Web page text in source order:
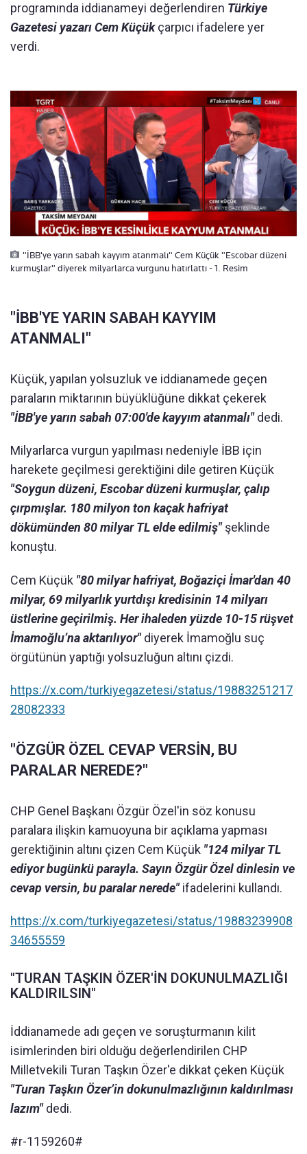
programında iddianameyi değerlendiren Türkiye
Gazetesi yazarı Cem Küçükçarpıcı ifadelere yer
verdi.
"İBB'ye yarın sabah kayyım atanmalı" Cem Küçük "Escobar düzeni
kurmuşlar" diyerek milyarlarca vurgunu hatırlattı - 1. Resim
"İBB'YE YARIN SABAH KAYYIM
ATANMALI"
Küçük, yapılan yolsuzluk ve iddianamede geçen
paraların miktarının büyüklüğüne dikkat çekerek
"İBB'ye yarın sabah 07:00'de kayyım atanmalı"dedi.
Milyarlarca vurgun yapılması nedeniyle İBB için
harekete geçilmesi gerektiğini dile getiren Küçük
"Soygun düzeni, Escobar düzeni kurmuşlar, çalıp
çırpmışlar. 180 milyon ton kaçak hafriyat
dökümünden 80 milyar TL elde edilmiş"şeklinde
konuştu.
Cem Küçük "80 milyar hafriyat, Boğaziçi İmar'dan 40
milyar, 69 milyarlık yurtdışı kredisinin 14 milyarı
üstlerine geçirilmiş. Her ihaleden yüzde 10-15 rüşvet
İmamoğlu’na aktarılıyor"diyerek İmamoğlu suç
örgütünün yaptığı yolsuzluğun altını çizdi.
https://x.com/turkiyegazetesi/status/19883251217
28082333
"ÖZGÜR ÖZEL CEVAP VERSİN, BU
PARALAR NEREDE?"
CHP Genel Başkanı Özgür Özel'in söz konusu
paralara ilişkin kamuoyuna bir açıklama yapması
gerektiğinin altını çizen Cem Küçük "124 milyar TL
ediyor bugünkü parayla. Sayın Özgür Özel dinlesin ve
cevap versin, bu paralar nerede"ifadelerini kullandı.
https://x.com/turkiyegazetesi/status/19883239908
34655559
"TURAN TAŞKIN ÖZER'İN DOKUNULMAZLIĞI
KALDIRILSIN"
İddianamede adı geçen ve soruşturmanın kilit
isimlerinden biri olduğu değerlendirilen CHP
Milletvekili Turan Taşkın Özer'e dikkat çeken Küçük
"Turan Taşkın Özer’in dokunulmazlığının kaldırılması
lazım"dedi.
#r-1159260#